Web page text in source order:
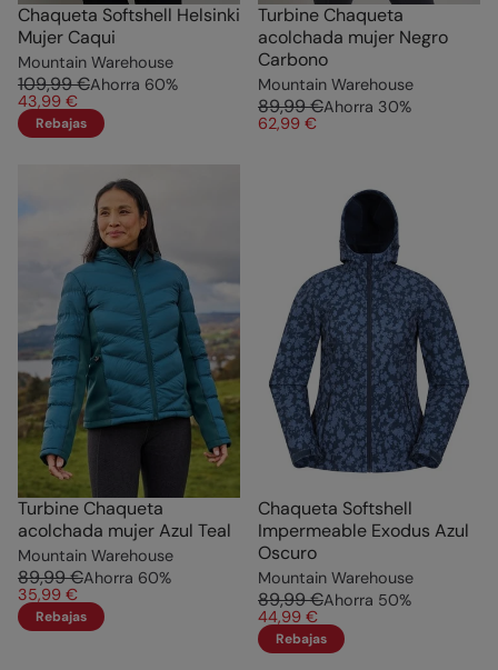
Chaqueta Softshell Helsinki
Mujer Caqui
Mountain Warehouse
109,99 €Ahorra 60%
43,99 €
Rebajas
Turbine Chaqueta
acolchada mujer Negro
Carbono
Mountain Warehouse
89,99 €Ahorra 30%
62,99 €
Turbine Chaqueta
acolchada mujer Azul Teal
Mountain Warehouse
89,99 €Ahorra 60%
35,99 €
Rebajas
Chaqueta Softshell
Impermeable Exodus Azul
Oscuro
Mountain Warehouse
89,99 €Ahorra 50%
44,99 €
Rebajas